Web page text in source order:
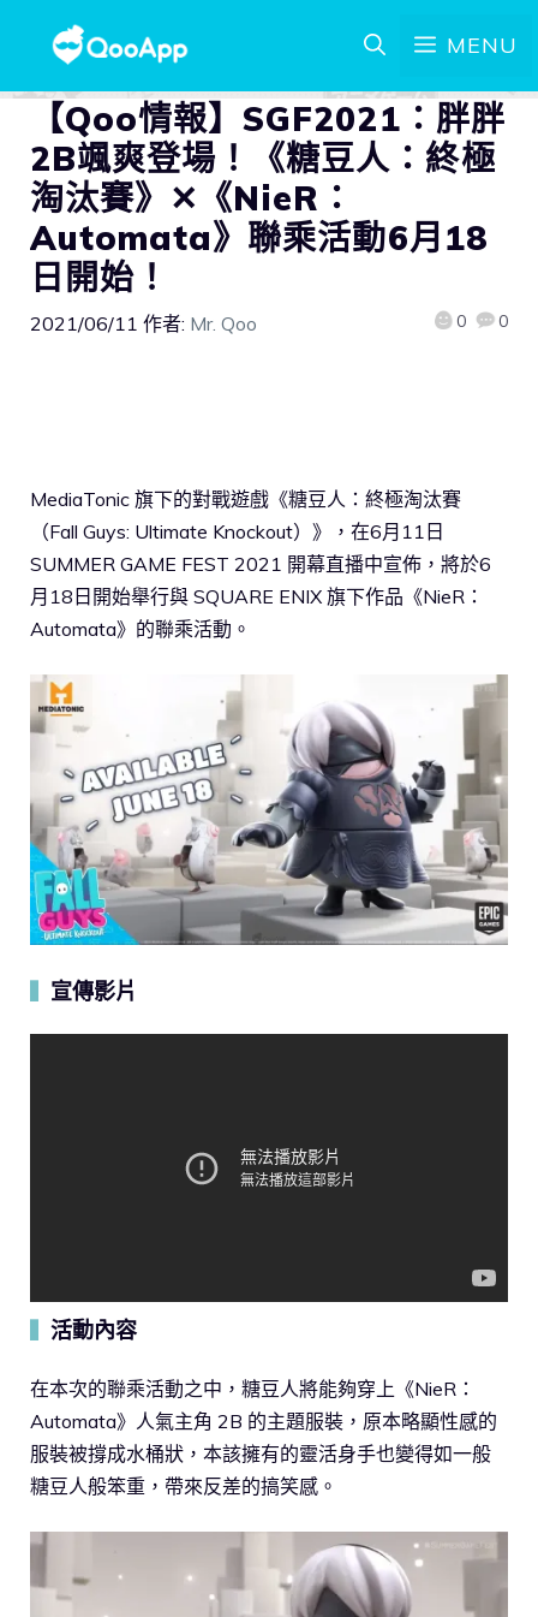
MENU
【Qoo情報】SGF2021：胖胖
2B颯爽登場！《糖豆人：終極
淘汰賽》✕《NieR：
Automata》聯乘活動6月18
日開始！
2021/06/11 作者: Mr. Qoo 0 0
MediaTonic 旗下的對戰遊戲《糖豆人：終極淘汰賽
（Fall Guys: Ultimate Knockout）》，在6月11日
SUMMER GAME FEST 2021 開幕直播中宣佈，將於6
月18日開始舉行與 SQUARE ENIX 旗下作品《NieR：
Automata》的聯乘活動。
宣傳影片
活動內容
在本次的聯乘活動之中，糖豆人將能夠穿上《NieR：
Automata》人氣主角 2B 的主題服裝，原本略顯性感的
服裝被撐成水桶狀，本該擁有的靈活身手也變得如一般
糖豆人般笨重，帶來反差的搞笑感。